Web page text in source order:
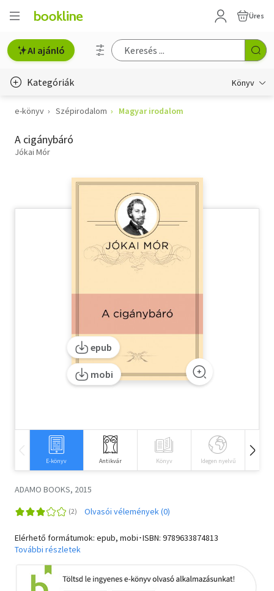
Üres
AI ajánló
Kategóriák Könyv
Életmód, egészség
Erotika
Szótár, nyelvkönyv
Társadalomtudomány
Természettudomány
Vallás
e-könyv Szépirodalom Magyar irodalom
A cigánybáró
Jókai Mór
epub
mobi
E-könyv Antikvár Könyv Idegen nyelvű
ADAMO BOOKS, 2015
Olvasói vélemények (0)
Elérhető formátumok: epub, mobi･ISBN: 9789633874813
További részletek